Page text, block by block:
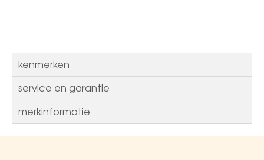
kenmerken
service en garantie
merkinformatie